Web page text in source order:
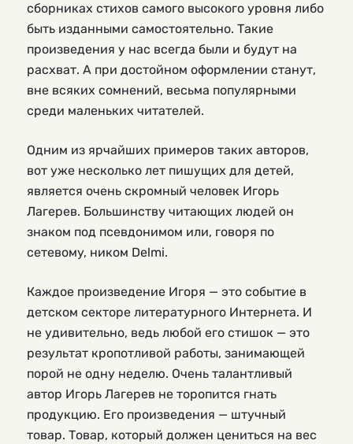
сборниках стихов самого высокого уровня либо
быть изданными самостоятельно. Такие
произведения у нас всегда были и будут на
расхват. А при достойном оформлении станут,
вне всяких сомнений, весьма популярными
среди маленьких читателей.
Одним из ярчайших примеров таких авторов,
вот уже несколько лет пишущих для детей,
является очень скромный человек Игорь
Лагерев. Большинству читающих людей он
знаком под псевдонимом или, говоря по
сетевому, ником Delmi.
Каждое произведение Игоря — это событие в
детском секторе литературного Интернета. И
не удивительно, ведь любой его стишок — это
результат кропотливой работы, занимающей
порой не одну неделю. Очень талантливый
автор Игорь Лагерев не торопится гнать
продукцию. Его произведения — штучный
товар. Товар, который должен цениться на вес